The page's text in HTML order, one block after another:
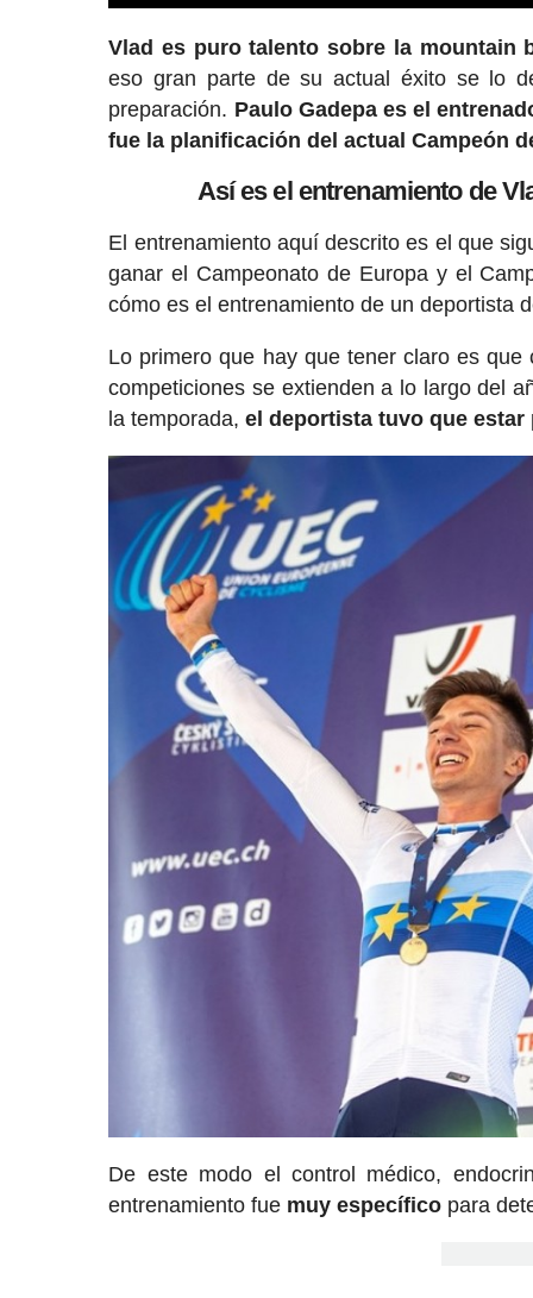
Vlad es puro talento sobre la mountain
eso gran parte de su actual éxito se lo
preparación. Paulo Gadepa es el
fue la planificación del actual Campeón
Así es el entrenamiento de
El entrenamiento aquí descrito es el que
ganar el Campeonato de Europa y el
cómo es el entrenamiento de un deportista
Lo primero que hay que tener claro es
competiciones se extienden a lo largo del
la temporada,el deportista tuvo que
De este modo el control médico,
entrenamiento fue muy específico para